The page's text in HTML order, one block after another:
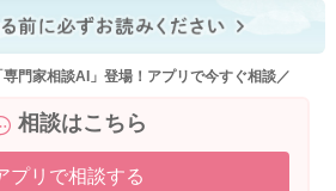
門家相談AI」登場！アプリで今すぐ相談／
相談はこちら
プリで相談する